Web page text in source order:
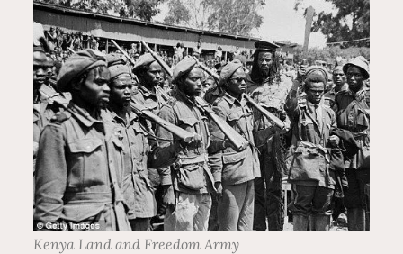
Kenya Land and Freedom Army